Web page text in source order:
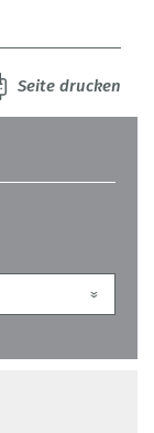
Seite drucken